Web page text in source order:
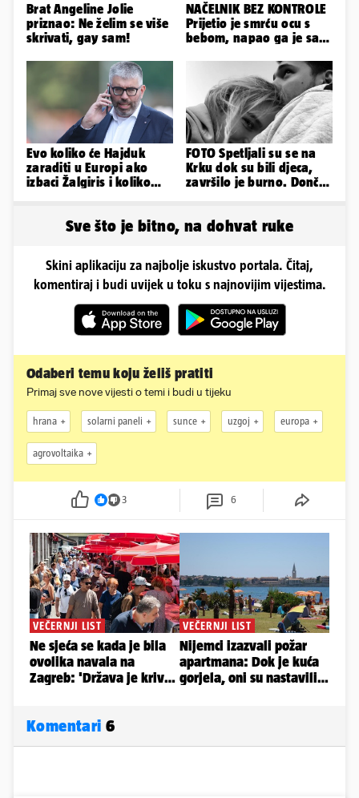
Brat Angeline Jolie
priznao: Ne želim se više
skrivati, gay sam!
NAČELNIK BEZ KONTROLE
Prijetio je smrću ocu s
bebom, napao ga je sa
Evo koliko će Hajduk
zaraditi u Europi ako
izbaci Žalgiris i koliko
FOTO Spetljali su se na
Krku dok su bili djeca,
završilo je burno. Dončić
Sve što je bitno, na dohvat ruke
Skini aplikaciju za najbolje iskustvo portala. Čitaj,
komentiraj i budi uvijek u toku s najnovijim vijestima.
Odaberi temu koju želiš pratiti
Primaj sve nove vijesti o temi i budi u tijeku
hrana solarni paneli sunce uzgoj europa
agrovoltaika
3 6
Komentari 6